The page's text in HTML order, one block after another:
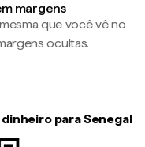
margens
que você vê no
ocultas.
para Senegal